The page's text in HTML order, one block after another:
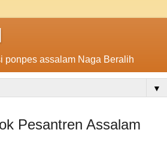
ponpes assalam Naga Beralih
▼
Pesantren Assalam